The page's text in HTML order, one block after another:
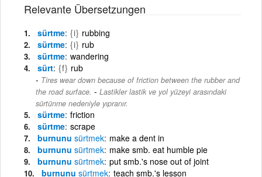
Relevante Übersetzungen
sürtme {i} rubbing
sürtme {i} rub
sürtme wandering
sürt {f} rub
Tires wear down because of friction between the rubber and
the road surface. - Lastikler lastik ve yol yüzeyi arasındaki
sürtünme nedeniyle yıpranır.
sürtme friction
sürtme scrape
burnunu sürtmek make a dent in
burnunu sürtmek make smb. eat humble pie
burnunu sürtmek put smb.'s nose out of joint
burnunu sürtmek teach smb.'s lesson